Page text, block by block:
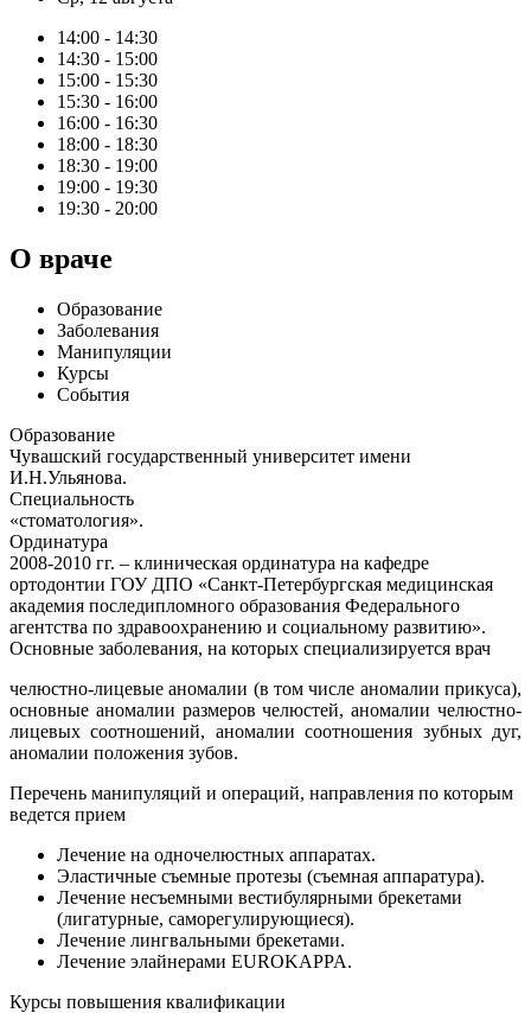
14:00 - 14:30
14:30 - 15:00
15:00 - 15:30
15:30 - 16:00
16:00 - 16:30
18:00 - 18:30
18:30 - 19:00
19:00 - 19:30
19:30 - 20:00
О враче
Образование
Заболевания
Манипуляции
Курсы
События
Образование
Чувашский государственный университет имени
И.Н.Ульянова.
Специальность
«стоматология».
Ординатура
2008-2010 гг. – клиническая ординатура на кафедре
ортодонтии ГОУ ДПО «Санкт-Петербургская медицинская
академия последипломного образования Федерального
агентства по здравоохранению и социальному развитию».
Основные заболевания, на которых специализируется врач
челюстно-лицевые аномалии (в том числе аномалии прикуса),
основные аномалии размеров челюстей, аномалии челюстно-
лицевых соотношений, аномалии соотношения зубных дуг,
аномалии положения зубов.
Перечень манипуляций и операций, направления по которым
ведется прием
Лечение на одночелюстных аппаратах.
Эластичные съемные протезы (съемная аппаратура).
Лечение несъемными вестибулярными брекетами
(лигатурные, саморегулирующиеся).
Лечение лингвальными брекетами.
Лечение элайнерами EUROKAPPA.
Курсы повышения квалификации